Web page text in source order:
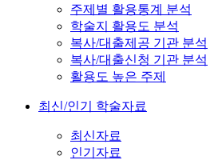
주제별 활용통계 분석
학술지 활용도 분석
복사/대출제공 기관 분석
복사/대출신청 기관 분석
활용도 높은 주제
최신/인기 학술자료
최신자료
인기자료